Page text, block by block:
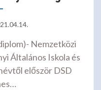
Nemzetközi
Általános Iskola és
először DSD